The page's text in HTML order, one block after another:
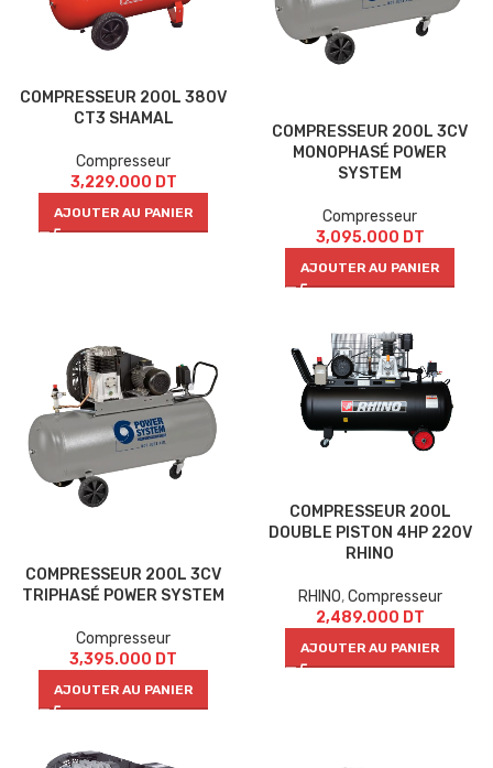
COMPRESSEUR 200L 380V
CT3 SHAMAL
Compresseur
3,229.000 DT
AJOUTER AU PANIER
COMPRESSEUR 200L 3CV
MONOPHASÉ POWER
SYSTEM
Compresseur
3,095.000 DT
AJOUTER AU PANIER
COMPRESSEUR 200L 3CV
TRIPHASÉ POWER SYSTEM
Compresseur
3,395.000 DT
AJOUTER AU PANIER
COMPRESSEUR 200L
DOUBLE PISTON 4HP 220V
RHINO
RHINO,Compresseur
2,489.000 DT
AJOUTER AU PANIER